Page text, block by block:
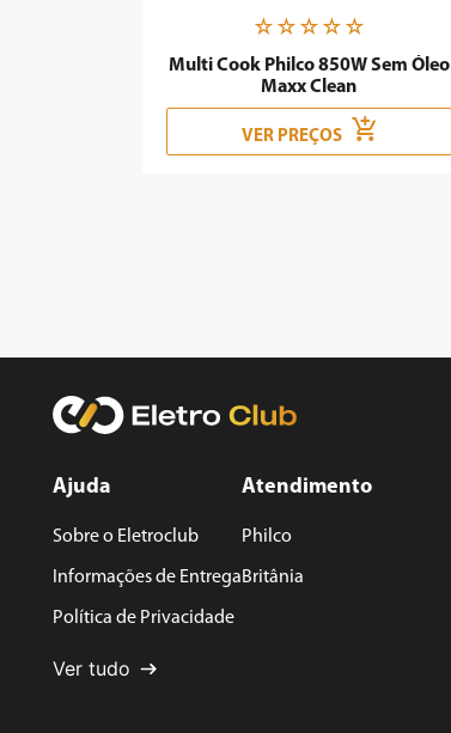
☆ ☆ ☆ ☆ ☆
Multi Cook Philco 850W Sem Óleo
Maxx Clean
VER PREÇOS
Ajuda
Sobre o Eletroclub
Informações de Entrega
Política de Privacidade
Ver tudo
Atendimento
Philco
Britânia